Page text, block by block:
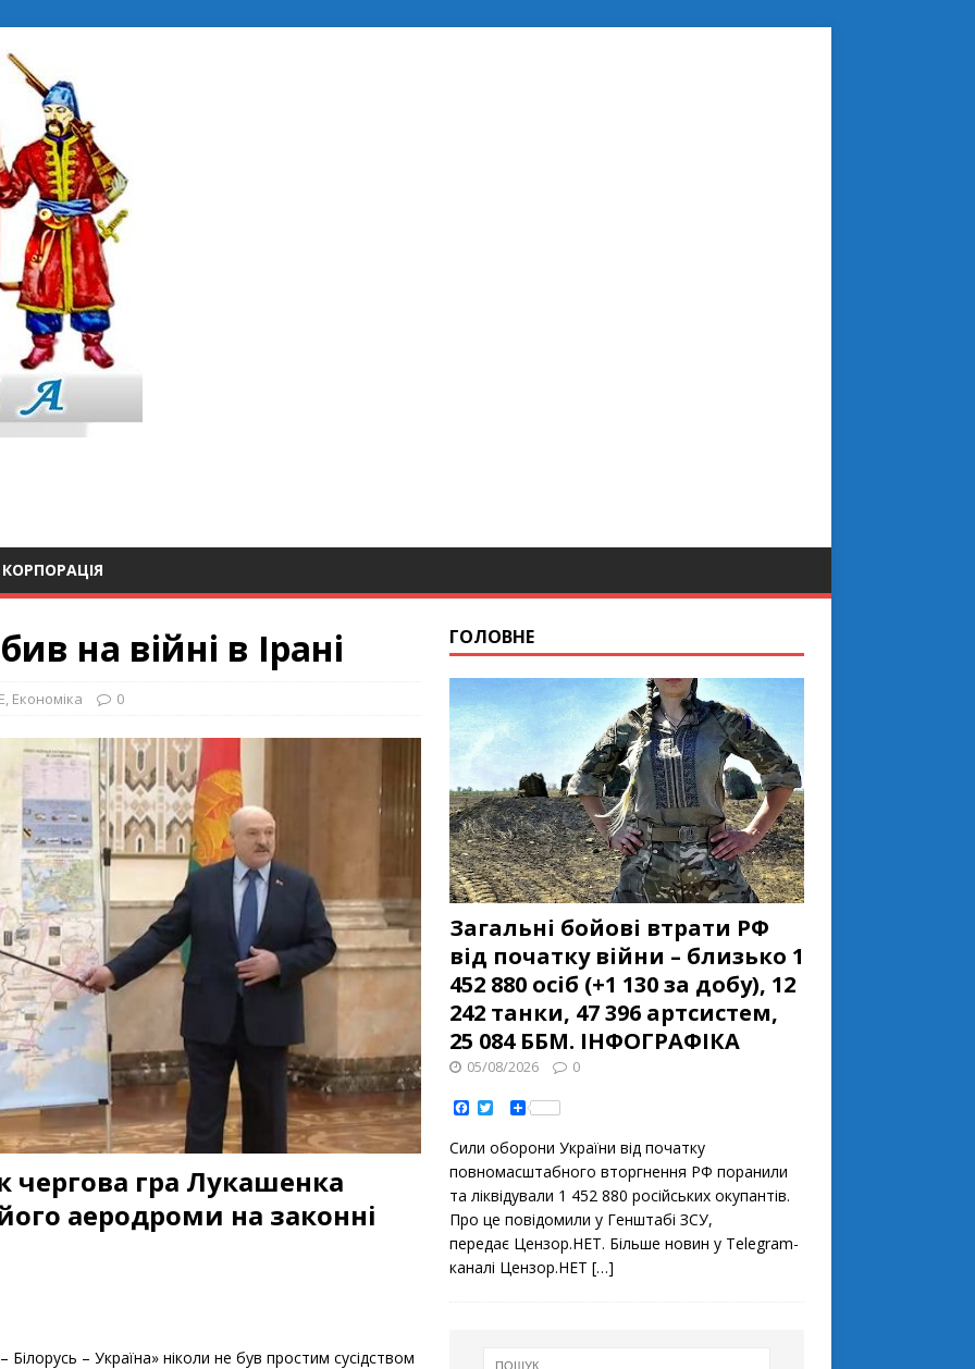
на війні в Ірані
, Економіка 0
чергова гра Лукашенка
аеродроми на законні
– Україна» ніколи не був простим сусідством
ГОЛОВНЕ
Загальні бойові втрати РФ
від початку війни – близько 1
452 880 осіб (+1 130 за добу), 12
242 танки, 47 396 артсистем,
25 084 ББМ. ІНФОГРАФІКА
05/08/2026 0
F
a
e
b
o
o
k
T
w
t
t
e
r
S
h
r
e
Сили оборони України від початку
повномасштабного вторгнення РФ поранили
та ліквідували 1 452 880 російських окупантів.
Про це повідомили у Генштабі ЗСУ,
передає Цензор.НЕТ. Більше новин у Telegram-
каналі Цензор.НЕТ […]